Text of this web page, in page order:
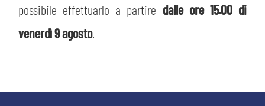
possibile effettuarlo a partire dalle ore 15.00 di
venerdì 9 agosto.